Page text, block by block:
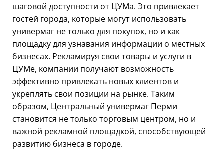
шаговой доступности от ЦУМа. Это привлекает
гостей города, которые могут использовать
универмаг не только для покупок, но и как
площадку для узнавания информации о местных
бизнесах. Рекламируя свои товары и услуги в
ЦУМе, компании получают возможность
эффективно привлекать новых клиентов и
укреплять свои позиции на рынке. Таким
образом, Центральный универмаг Перми
становится не только торговым центром, но и
важной рекламной площадкой, способствующей
развитию бизнеса в городе.